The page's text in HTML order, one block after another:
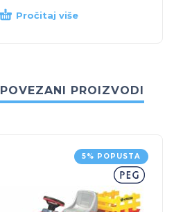
Pročitaj više
POVEZANI PROIZVODI
5% POPUSTA